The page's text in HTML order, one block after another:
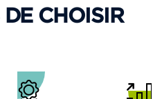
CHOISIR